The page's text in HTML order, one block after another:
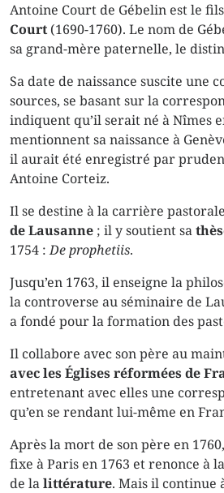
Antoine Court de Gébelin est le
Court(1690-1760). Le nom de
sa grand-mère paternelle, le
Sa date de naissance suscite une
sources, se basant sur la
indiquent qu’il serait né à Nîmes
mentionnent sa naissance à
il aurait été enregistré par
Antoine Corteiz.
Il se destine à la carrière
de Lausanne ; il y soutient sa
1754 :De prophetiis.
Jusqu’en 1763, il enseigne la
la controverse au séminaire de
a fondé pour la formation des
Il collabore avec son père au
avec les Églisesréformées de
entretenant avec elles une
qu’en se rendant lui-même en
Après la mort de son père en
fixe à Paris en 1763 et renonce à
de lalittérature. Mais il continue